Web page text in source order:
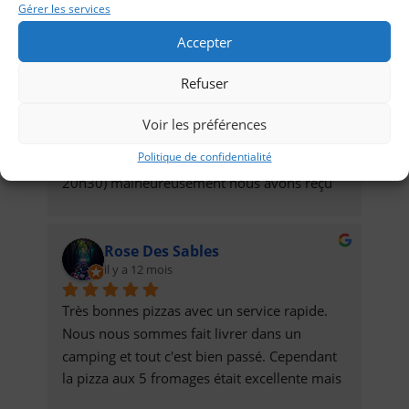
Gérer les services
Accepter
Refuser
Voir les préférences
Politique de confidentialité
Maxime Henry
Très très bonne pizza ! Néanmoins nous
avions commandé à 18h40 (ce qui me paraît
raisonnable pour avoir une pizza vers 20h ou
20h30) malheureusement nous avons reçu
permet de compenser le délai aberrant de
livraison.J'ai conscience que sans local et
avec deux personne il est pour le moins
compliqué de gérer beaucoup de
commandes. Toutefois le business model me
paraît discutable, en effet ne proposer des
pizzas QUE en livraison sur une zone assez
Rose Des Sables
il y a 12 mois
Très bonnes pizzas avec un service rapide.
Nous nous sommes fait livrer dans un
camping et tout c'est bien passé. Cependant
la pizza aux 5 fromages était excellente mais